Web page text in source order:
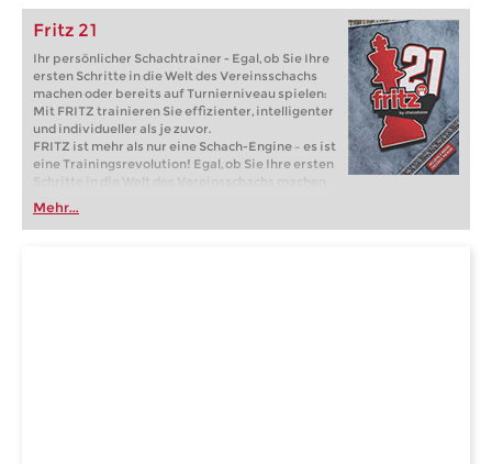
Fritz 21
Ihr persönlicher Schachtrainer - Egal, ob Sie Ihre
ersten Schritte in die Welt des Vereinsschachs
machen oder bereits auf Turnierniveau spielen:
Mit FRITZ trainieren Sie effizienter, intelligenter
und individueller als je zuvor.
FRITZ ist mehr als nur eine Schach-Engine – es ist
eine Trainingsrevolution! Egal, ob Sie Ihre ersten
Schritte in die Welt des Vereinsschachs machen
oder bereits auf Turnierniveau spielen: Mit
FRITZ trainieren Sie effizienter, intelligenter und
individueller als je zuvor.
Mehr...